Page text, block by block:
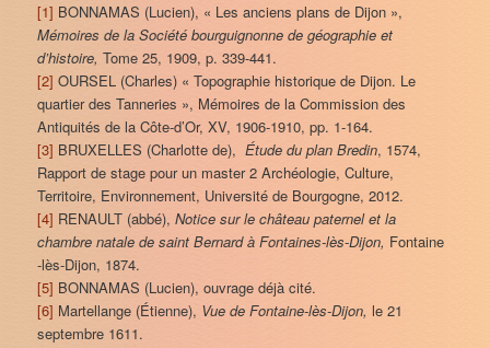
[1] BONNAMAS (Lucien), « Les anciens plans de Dijon »,
Mémoires de la Société bourguignonne de géographie et
d’histoire,Tome 25, 1909, p. 339-441.
[2] OURSEL (Charles) « Topographie historique de Dijon. Le
quartier des Tanneries », Mémoires de la Commission des
Antiquités de la Côte-d’Or, XV, 1906-1910, pp. 1-164.
[3] BRUXELLES (Charlotte de), Étude du plan Bredin, 1574,
Rapport de stage pour un master 2 Archéologie, Culture,
Territoire, Environnement, Université de Bourgogne, 2012.
[4] RENAULT (abbé),Notice sur le château paternel et la
chambre natale de saint Bernard à Fontaines-lès-Dijon, Fontaine
-lès-Dijon, 1874.
[5] BONNAMAS (Lucien), ouvrage déjà cité.
[6] Martellange (Étienne), Vue de Fontaine-lès-Dijon,le 21
septembre 1611.